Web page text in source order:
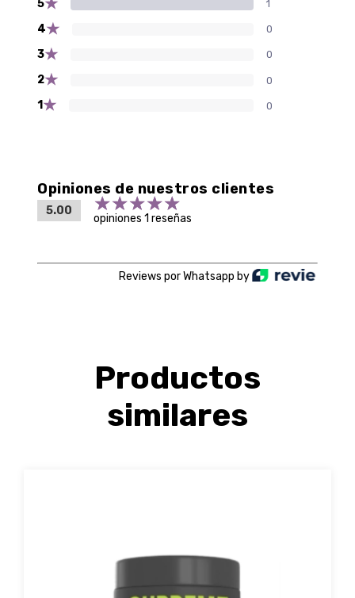
5 1
4★ 0
3★ 0
2★ 0
1 ★ 0
Opiniones de nuestros clientes
5.00
opiniones 1 reseñas
Reviews por Whatsapp by
Productos
similares